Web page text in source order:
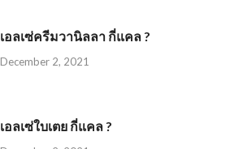
เอลเซ่ครีมวานิลลา กี่แคล ?
December 2, 2021
เอลเซ่ใบเตย กี่แคล ?